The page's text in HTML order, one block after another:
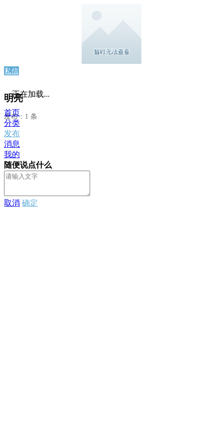
私信
明亮
发布：1 条
正在加载...
首页
分类
发布
消息
我的
随便说点什么
取消 确定